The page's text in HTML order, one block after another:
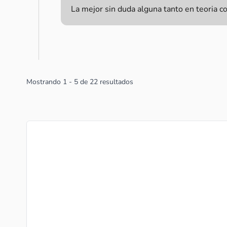
La mejor sin duda alguna tanto en teoria
Mostrando 1 - 5 de 22 resultados